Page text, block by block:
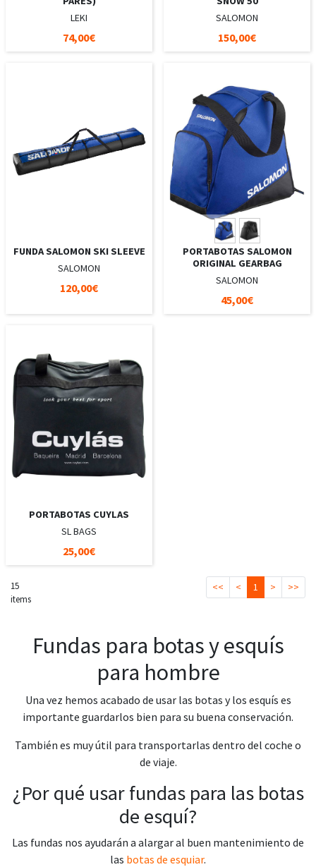
LEKI
74,00€
SALOMON
150,00€
FUNDA SALOMON SKI SLEEVE
SALOMON
120,00€
PORTABOTAS SALOMON
ORIGINAL GEARBAG
SALOMON
45,00€
PORTABOTAS CUYLAS
SL BAGS
25,00€
15
items
<< < 1 > >>
Fundas para botas y esquís
para hombre
Una vez hemos acabado de usar las botas y los esquís es
importante guardarlos bien para su buena conservación.
También es muy útil para transportarlas dentro del coche o
de viaje.
¿Por qué usar fundas para las botas
de esquí?
Las fundas nos ayudarán a alargar al buen mantenimiento de
las botas de esquiar.